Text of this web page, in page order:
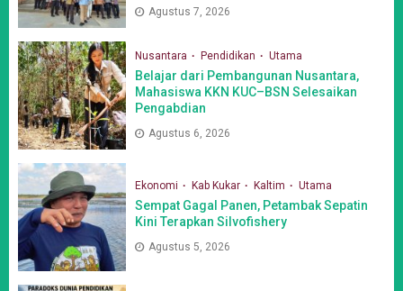
Agustus 7, 2026
Nusantara Pendidikan Utama
Belajar dari Pembangunan Nusantara,
Mahasiswa KKN KUC–BSN Selesaikan
Pengabdian
Agustus 6, 2026
Ekonomi Kab Kukar Kaltim Utama
Sempat Gagal Panen, Petambak Sepatin
Kini Terapkan Silvofishery
Agustus 5, 2026